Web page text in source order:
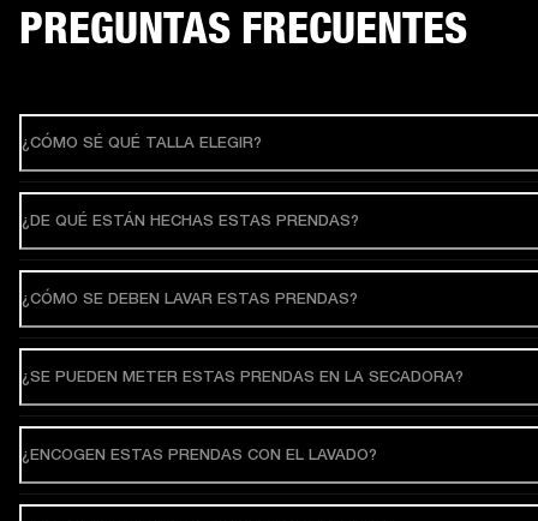
PREGUNTAS FRECUENTES
¿CÓMO SÉ QUÉ TALLA ELEGIR?
¿DE QUÉ ESTÁN HECHAS ESTAS PRENDAS?
¿CÓMO SE DEBEN LAVAR ESTAS PRENDAS?
¿SE PUEDEN METER ESTAS PRENDAS EN LA SECADORA?
¿ENCOGEN ESTAS PRENDAS CON EL LAVADO?